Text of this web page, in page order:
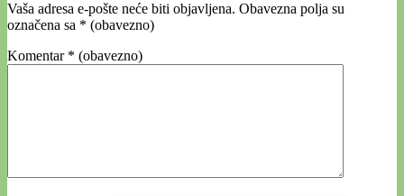
Vaša adresa e-pošte neće biti objavljena. Obavezna polja su
označena sa * (obavezno)
Komentar * (obavezno)